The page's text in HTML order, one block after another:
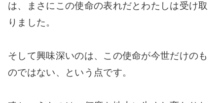
は、まさにこの使命の表れだとわたしは受け取
りました。
そして興味深いのは、この使命が今世だけのも
のではない、という点です。